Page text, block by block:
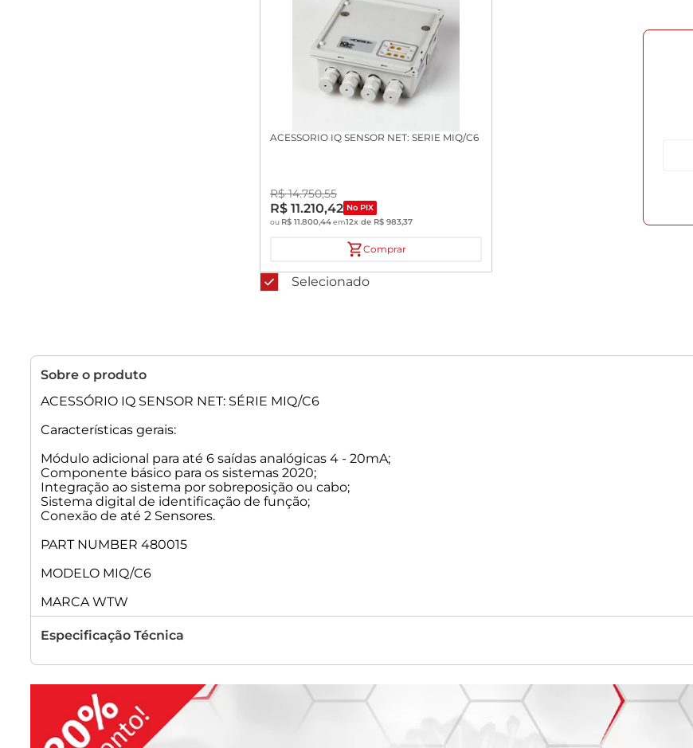
ACESSORIO IQ SENSOR NET: SERIE MIQ/C6
R$ 14.750,55
R$ 11.210,42 No PIX
ou R$ 11.800,44em12x de R$ 983,37
Comprar
Selecionado
Sobre o produto
ACESSÓRIO IQ SENSOR NET: SÉRIE MIQ/C6
Características gerais:
Módulo adicional para até 6 saídas analógicas 4 - 20mA;
Componente básico para os sistemas 2020;
Integração ao sistema por sobreposição ou cabo;
Sistema digital de identificação de função;
Conexão de até 2 Sensores.
PART NUMBER 480015
MODELO MIQ/C6
MARCA WTW
Especificação Técnica